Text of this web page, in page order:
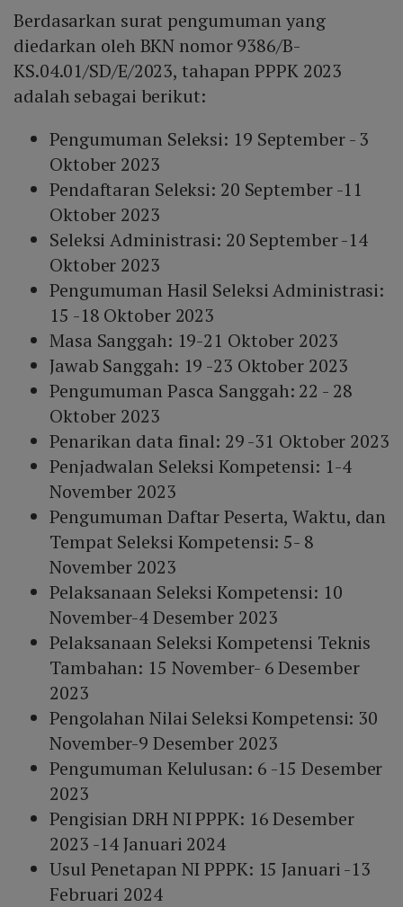
Berdasarkan surat pengumuman yang
diedarkan oleh BKN nomor 9386/B-
KS.04.01/SD/E/2023, tahapan PPPK 2023
adalah sebagai berikut:
Pengumuman Seleksi: 19 September - 3
Oktober 2023
Pendaftaran Seleksi: 20 September -11
Oktober 2023
Seleksi Administrasi: 20 September -14
Oktober 2023
Pengumuman Hasil Seleksi Administrasi:
15 -18 Oktober 2023
Masa Sanggah: 19-21 Oktober 2023
Jawab Sanggah: 19 -23 Oktober 2023
Pengumuman Pasca Sanggah: 22 - 28
Oktober 2023
Penarikan data final: 29 -31 Oktober 2023
Penjadwalan Seleksi Kompetensi: 1-4
November 2023
Pengumuman Daftar Peserta, Waktu, dan
Tempat Seleksi Kompetensi: 5- 8
November 2023
Pelaksanaan Seleksi Kompetensi: 10
November-4 Desember 2023
Pelaksanaan Seleksi Kompetensi Teknis
Tambahan: 15 November- 6 Desember
2023
Pengolahan Nilai Seleksi Kompetensi: 30
November-9 Desember 2023
Pengumuman Kelulusan: 6 -15 Desember
2023
Pengisian DRH NI PPPK: 16 Desember
2023 -14 Januari 2024
Usul Penetapan NI PPPK: 15 Januari -13
Februari 2024